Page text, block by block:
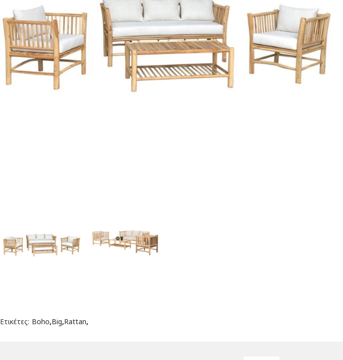
Ετικέτες: Boho,Big,Rattan,